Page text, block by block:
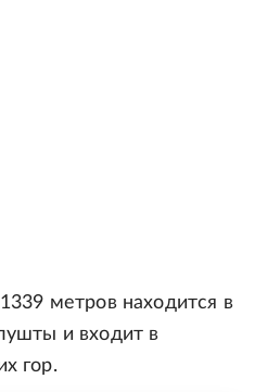
метров находится в
и входит в
гор.